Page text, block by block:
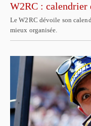
W2RC : calendrier
Le W2RC dévoile son
mieux organisée.